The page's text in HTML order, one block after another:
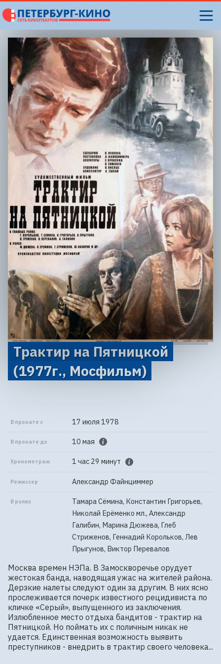
Трактир на Пятницкой
(1977г., Мосфильм)
В прокате с 17 июля 1978
В прокате до 10 мая
Хронометраж 1 час 29 минут
Режиссер Александр Файнциммер
В ролях
Тамара Сёмина, Константин Григорьев,
Николай Ерёменко мл., Александр
Галибин, Марина Дюжева, Глеб
Стриженов, Геннадий Корольков, Лев
Прыгунов, Виктор Перевалов
Москва времен НЭПа. В Замоскворечье орудует
жестокая банда, наводящая ужас на жителей района.
Дерзкие налеты следуют один за другим. В них ясно
прослеживается почерк известного рецидивиста по
кличке «Серый», выпущенного из заключения.
Излюбленное место отдыха бандитов - трактир на
Пятницкой. Но поймать их с поличным никак не
удается. Единственная возможность выявить
преступников - внедрить в трактир своего человека...